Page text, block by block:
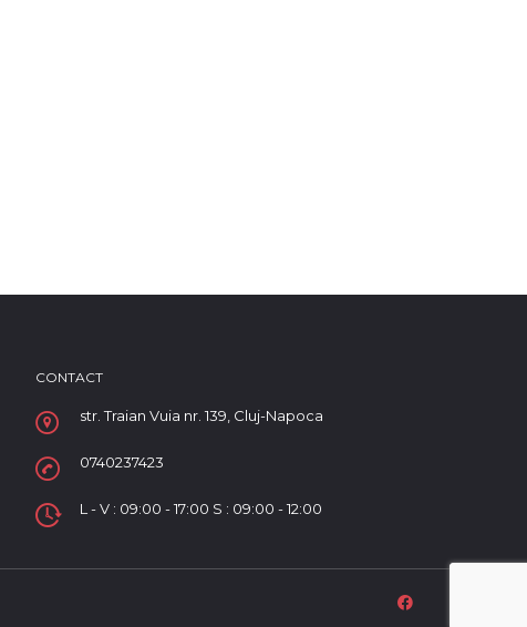
CONTACT
str. Traian Vuia nr. 139, Cluj-Napoca
0740237423
L - V : 09:00 - 17:00 S : 09:00 - 12:00